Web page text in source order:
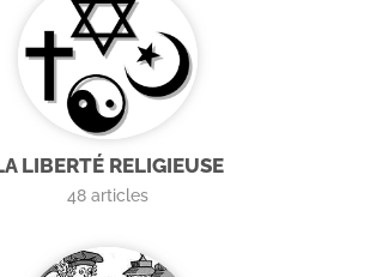
LIBERTÉ RELIGIEUSE
48 articles